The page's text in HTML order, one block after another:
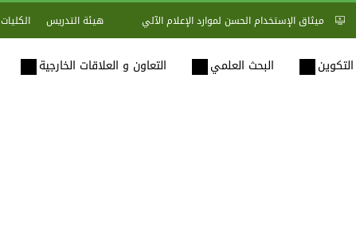
ميثاق الإستخدام الحسن لموارد الإعلام الآلي هيئة التدريس الكليات
التكوين البحث العلمي التعاون و العلاقات الخارجية